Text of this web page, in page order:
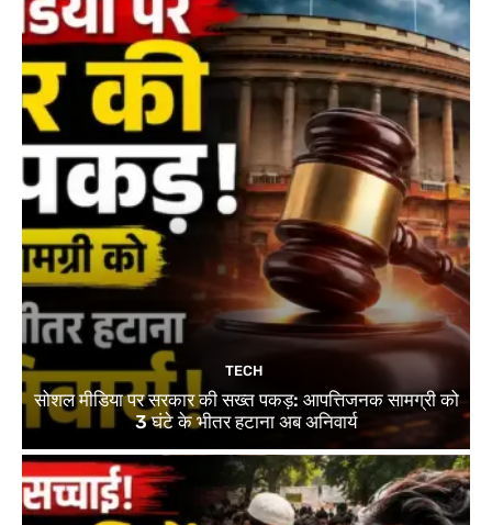
TECH
सोशल मीडिया पर सरकार की सख्त पकड़: आपत्तिजनक सामग्री को
3 घंटे के भीतर हटाना अब अनिवार्य